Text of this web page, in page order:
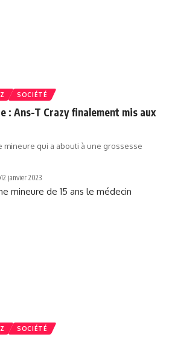
SOCIÉTÉ
: Ans-T Crazy finalement mis aux
mineure qui a abouti à une grossesse
12 janvier 2023
SOCIÉTÉ